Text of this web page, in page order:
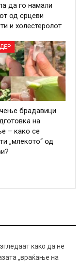
да го намали
од срцеви
и холестеролот
брадавици
на
– како се
„млекото“ од
како да не
„враќање на